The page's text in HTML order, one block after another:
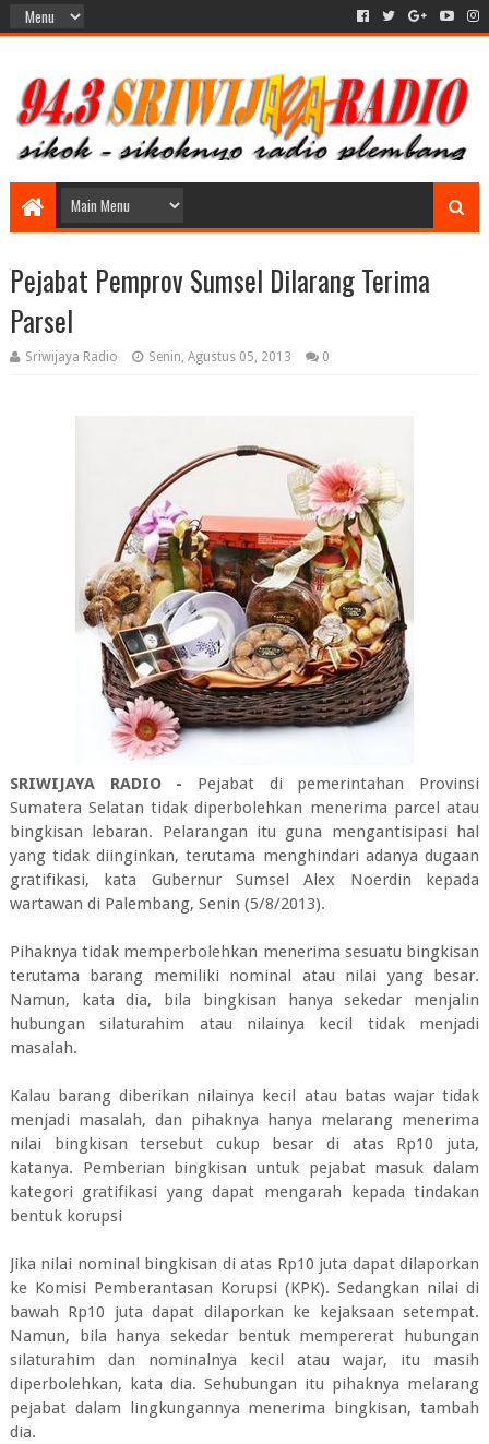
Pejabat Pemprov Sumsel Dilarang Terima
Parsel
Sriwijaya Radio Senin, Agustus 05, 2013 0
SRIWIJAYA RADIO -
Pejabat di pemerintahan Provinsi
Sumatera Selatan tidak diperbolehkan menerima parcel atau
bingkisan lebaran. Pelarangan itu guna mengantisipasi hal
yang tidak diinginkan, terutama menghindari adanya dugaan
gratifikasi, kata Gubernur Sumsel Alex Noerdin kepada
wartawan di Palembang, Senin (5/8/2013).
Pihaknya tidak memperbolehkan menerima sesuatu bingkisan
terutama barang memiliki nominal atau nilai yang besar.
Namun, kata dia, bila bingkisan hanya sekedar menjalin
hubungan silaturahim atau nilainya kecil tidak menjadi
masalah.
Kalau barang diberikan nilainya kecil atau batas wajar tidak
menjadi masalah, dan pihaknya hanya melarang menerima
nilai bingkisan tersebut cukup besar di atas Rp10 juta,
katanya. Pemberian bingkisan untuk pejabat masuk dalam
kategori gratifikasi yang dapat mengarah kepada tindakan
bentuk korupsi
Jika nilai nominal bingkisan di atas Rp10 juta dapat dilaporkan
ke Komisi Pemberantasan Korupsi (KPK). Sedangkan nilai di
bawah Rp10 juta dapat dilaporkan ke kejaksaan setempat.
Namun, bila hanya sekedar bentuk mempererat hubungan
silaturahim dan nominalnya kecil atau wajar, itu masih
diperbolehkan, kata dia. Sehubungan itu pihaknya melarang
pejabat dalam lingkungannya menerima bingkisan, tambah
dia.